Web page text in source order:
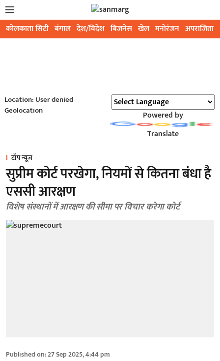
कोलकाता सिटी बंगाल देश/विदेश बिजनेस खेल मनोरंजन अपराजिता
Location: User denied
Geolocation
Powered by
Translate
टॉप न्यूज़
सुप्रीम कोर्ट परखेगा, नियमों से कितना बंधा है
एससी आरक्षण
विशेष संस्थानों में आरक्षण की सीमा पर विचार करेगा कोर्ट
Published on:27 Sep 2025, 4:44 pm